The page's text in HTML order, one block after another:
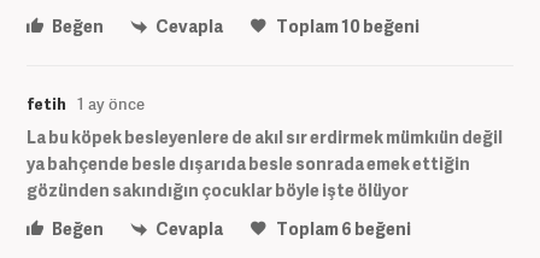
Beğen
Cevapla Toplam10beğeni
fetih 1 ay önce
La bu köpek besleyenlere de akıl sır erdirmek mümkıün değil
ya bahçende besle dışarıda besle sonrada emek ettiğin
gözünden sakındığın çocuklar böyle işte ölüyor
Beğen
Cevapla Toplam6 beğeni